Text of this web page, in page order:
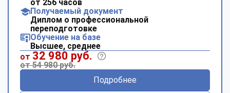
от 256 часов
Получаемый документ
Диплом о профессиональной
переподготовке
Обучение на базе
Высшее, среднее
от 32 980 руб.
от 54 980 руб.
Подробнее